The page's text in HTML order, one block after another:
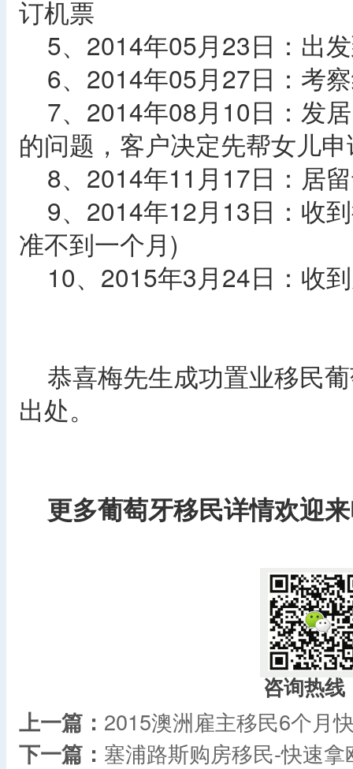
订机票
5、2014年05月23日：出
6、2014年05月27日：考
7、2014年08月10日：发
的问题，客户决定先帮女儿
8、2014年11月17日：居
9、2014年12月13日：收
准不到一个月)
10、2015年3月24日：收
恭喜梅先生成功置业移民
出处。
更多葡萄牙移民详情欢迎
咨询热线
上一篇： 2015澳洲雇主移民6个月
下一篇： 塞浦路斯购房移民-快速拿